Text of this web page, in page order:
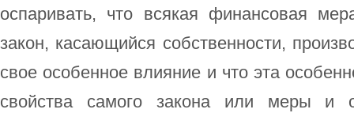
оспаривать, что всякая финансовая
закон, касающийся собственности,
свое особенное влияние и что эта
свойства самого закона или меры и